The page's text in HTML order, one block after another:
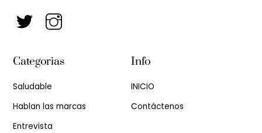
Categorias
Saludable
Hablan las marcas
Entrevista
Info
INICIO
Contáctenos